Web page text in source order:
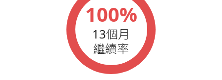
100%
13個月
繼續率